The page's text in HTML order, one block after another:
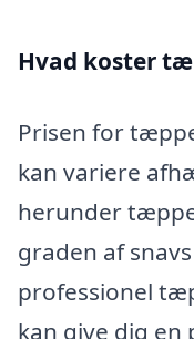
Hvad koster
Prisen for
kan variere
herunder
graden af
professionel
kan give dig en